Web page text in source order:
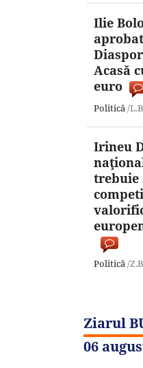
Ilie
Acasă
euro
Politică /
Irineu
trebuie
Politică /
Ziarul
06